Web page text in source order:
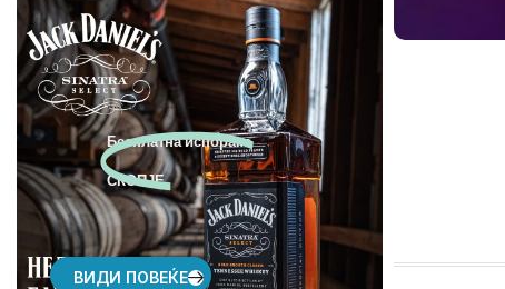
..........................
Бесплатна испорака
СКОПЈЕ
ВИДИ ПОВЕЌЕ